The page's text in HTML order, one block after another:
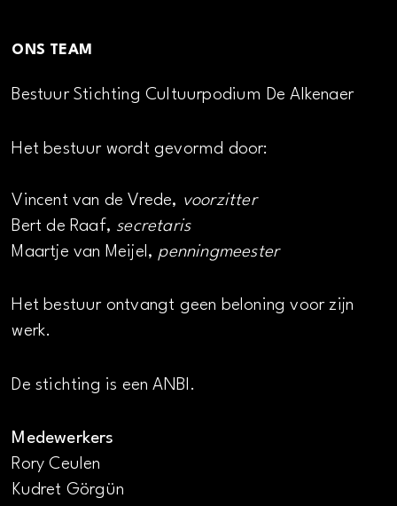
ONS TEAM
Bestuur Stichting Cultuurpodium De Alkenaer
Het bestuur wordt gevormd door:
Vincent van de Vrede, voorzitter
Bert de Raaf, secretaris
Maartje van Meijel, penningmeester
Het bestuur ontvangt geen beloning voor zijn
werk.
De stichting is een ANBI.
Medewerkers
Rory Ceulen
Kudret Görgün